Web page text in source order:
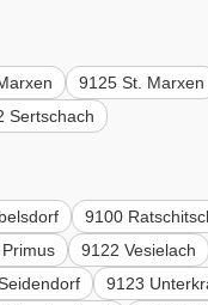
9125 St. Marxen
Sertschach
9100
9122 Vesielach
9123